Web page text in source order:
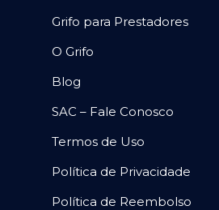
Grifo para Prestadores
O Grifo
Blog
SAC – Fale Conosco
Termos de Uso
Política de Privacidade
Política de Reembolso